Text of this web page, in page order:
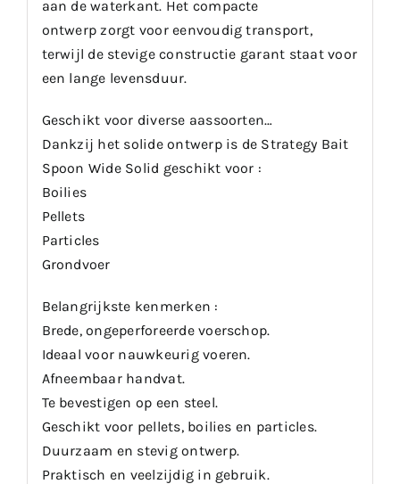
aan de waterkant. Het compacte
ontwerp zorgt voor eenvoudig transport,
terwijl de stevige constructie garant staat voor
een lange levensduur.
Geschikt voor diverse aassoorten…
Dankzij het solide ontwerp is de Strategy Bait
Spoon Wide Solid geschikt voor :
Boilies
Pellets
Particles
Grondvoer
Belangrijkste kenmerken :
Brede, ongeperforeerde voerschop.
Ideaal voor nauwkeurig voeren.
Afneembaar handvat.
Te bevestigen op een steel.
Geschikt voor pellets, boilies en particles.
Duurzaam en stevig ontwerp.
Praktisch en veelzijdig in gebruik.